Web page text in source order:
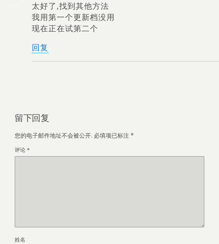
太好了,找到其他方法
我用第一个更新档没用
现在正在试第二个
回复
留下回复
您的电子邮件地址不会被公开. 必填项已标注 *
评论 *
姓名